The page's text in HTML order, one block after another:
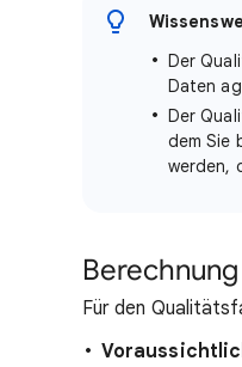
Der
Daten
Der
dem Sie
werden,
Berechnung
Für den